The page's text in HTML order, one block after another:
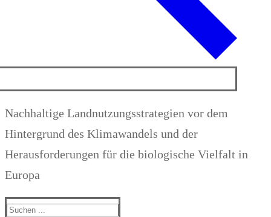
Nachhaltige Landnutzungsstrategien vor dem
Hintergrund des Klimawandels und der
Herausforderungen für die biologische Vielfalt in
Europa
Suchen